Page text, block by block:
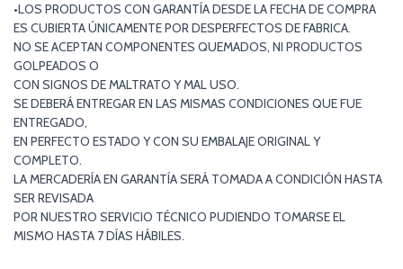
•LOS PRODUCTOS CON GARANTÍA DESDE LA FECHA DE COMPRA
ES CUBIERTA ÚNICAMENTE POR DESPERFECTOS DE FABRICA.
NO SE ACEPTAN COMPONENTES QUEMADOS, NI PRODUCTOS
GOLPEADOS O
CON SIGNOS DE MALTRATO Y MAL USO.
SE DEBERÁ ENTREGAR EN LAS MISMAS CONDICIONES QUE FUE
ENTREGADO,
EN PERFECTO ESTADO Y CON SU EMBALAJE ORIGINAL Y
COMPLETO.
LA MERCADERÍA EN GARANTÍA SERÁ TOMADA A CONDICIÓN HASTA
SER REVISADA
POR NUESTRO SERVICIO TÉCNICO PUDIENDO TOMARSE EL
MISMO HASTA 7 DÍAS HÁBILES.